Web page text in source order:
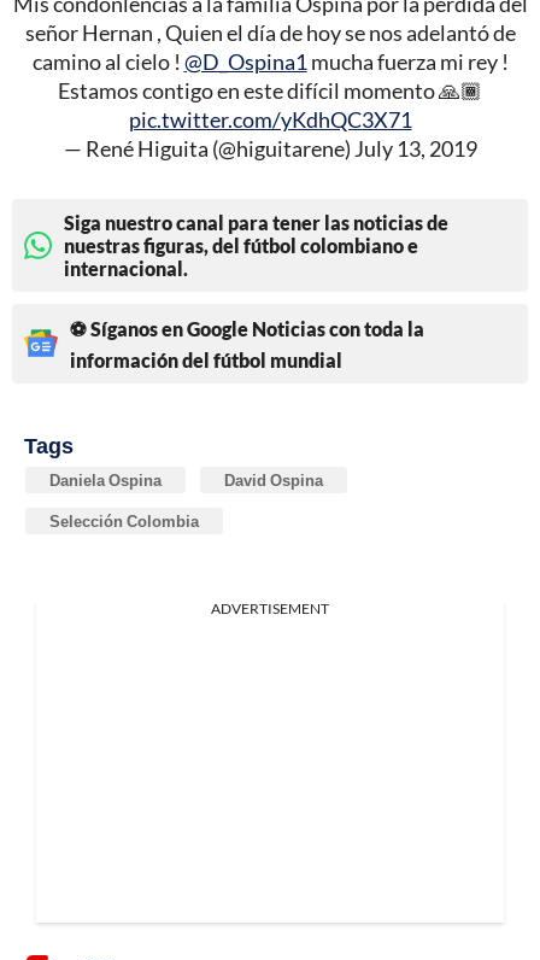
señor Hernan , Quien el día de hoy se nos adelantó de
camino al cielo ! @D_Ospina1mucha fuerza mi rey !
Estamos contigo en este difícil momento 🙏🏾
pic.twitter.com/yKdhQC3X71
— René Higuita (@higuitarene) July 13, 2019
Siga nuestro canal para tener las noticias de
nuestras figuras, del fútbol colombiano e
internacional.
⚽ Síganos en Google Noticias con toda la
información del fútbol mundial
Tags
Daniela Ospina David Ospina
Selección Colombia
ADVERTISEMENT